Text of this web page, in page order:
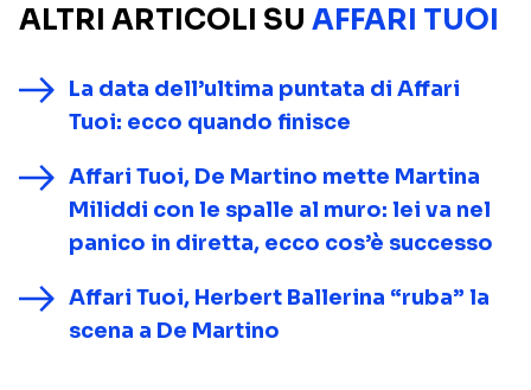
ALTRI ARTICOLI SU AFFARI TUOI
La data dell’ultima puntata di Affari
Tuoi: ecco quando finisce
Affari Tuoi, De Martino mette Martina
Miliddi con le spalle al muro: lei va nel
panico in diretta, ecco cos’è successo
Affari Tuoi, Herbert Ballerina “ruba” la
scena a De Martino